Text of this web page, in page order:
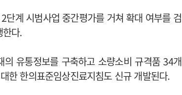
계 시범사업 중간평가를 거쳐 확대 여부를 검
다.
유통정보를 구축하고 소량소비 규격품 34개
한 한의표준임상진료지침도 신규 개발된다.